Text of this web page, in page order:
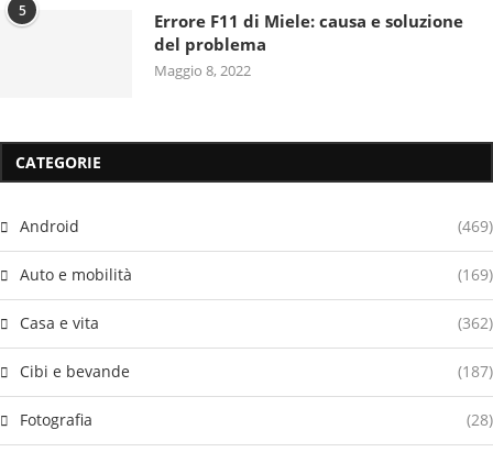
5
Errore F11 di Miele: causa e soluzione
del problema
Maggio 8, 2022
CATEGORIE
Android (469)
Auto e mobilità (169)
Casa e vita (362)
Cibi e bevande (187)
Fotografia (28)